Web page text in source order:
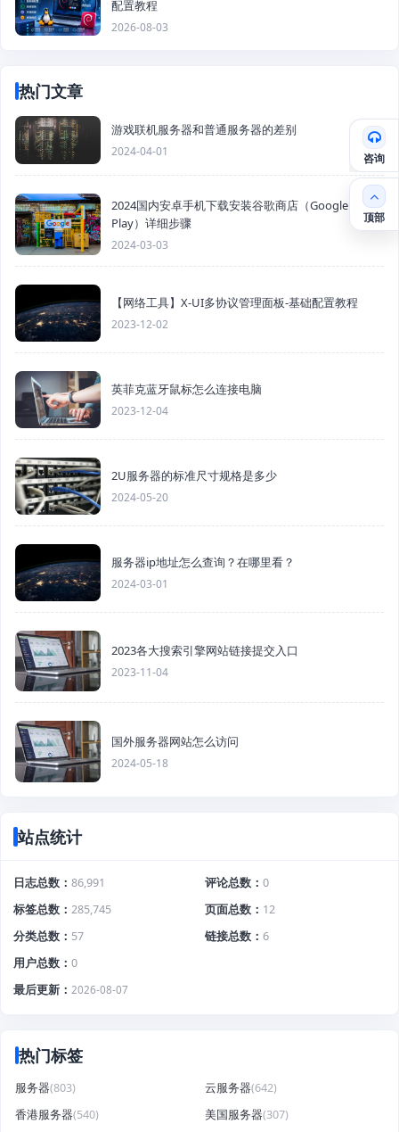
配置教程
2026-08-03
热门文章
游戏联机服务器和普通服务器的差别
2024-04-01
2024国内安卓手机下载安装谷歌商店（Google
Play）详细步骤
2024-03-03
【网络工具】X-UI多协议管理面板-基础配置教程
2023-12-02
英菲克蓝牙鼠标怎么连接电脑
2023-12-04
2U服务器的标准尺寸规格是多少
2024-05-20
服务器ip地址怎么查询？在哪里看？
2024-03-01
2023各大搜索引擎网站链接提交入口
2023-11-04
国外服务器网站怎么访问
2024-05-18
站点统计
日志总数 86,991 评论总数
0
标签总数
285,745 页面总数
12
分类总数
57 链接总数
6
用户总数
0
最后更新
2026-08-07
热门标签
服务器(803) 云服务器(642)
香港服务器(540) 美国服务器(307)
咨询
顶部